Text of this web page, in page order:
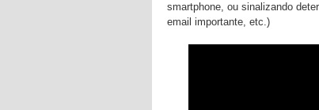
smartphone, ou sinalizando
email importante, etc.)